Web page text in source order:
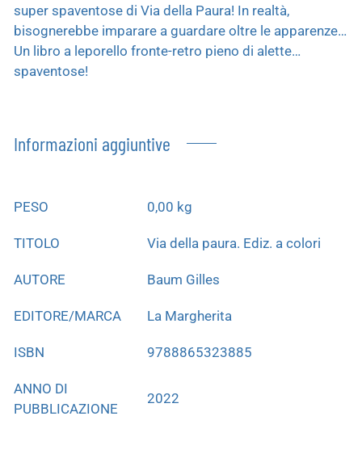
super spaventose di Via della Paura! In realtà,
bisognerebbe imparare a guardare oltre le apparenze…
Un libro a leporello fronte-retro pieno di alette…
spaventose!
Informazioni aggiuntive
PESO 0,00 kg
TITOLO Via della paura. Ediz. a colori
AUTORE Baum Gilles
EDITORE/MARCA La Margherita
ISBN 9788865323885
ANNO DI
PUBBLICAZIONE
2022